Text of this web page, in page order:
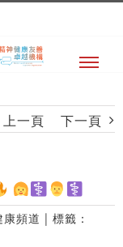
上一頁 下一頁
康頻道 | 標籤：